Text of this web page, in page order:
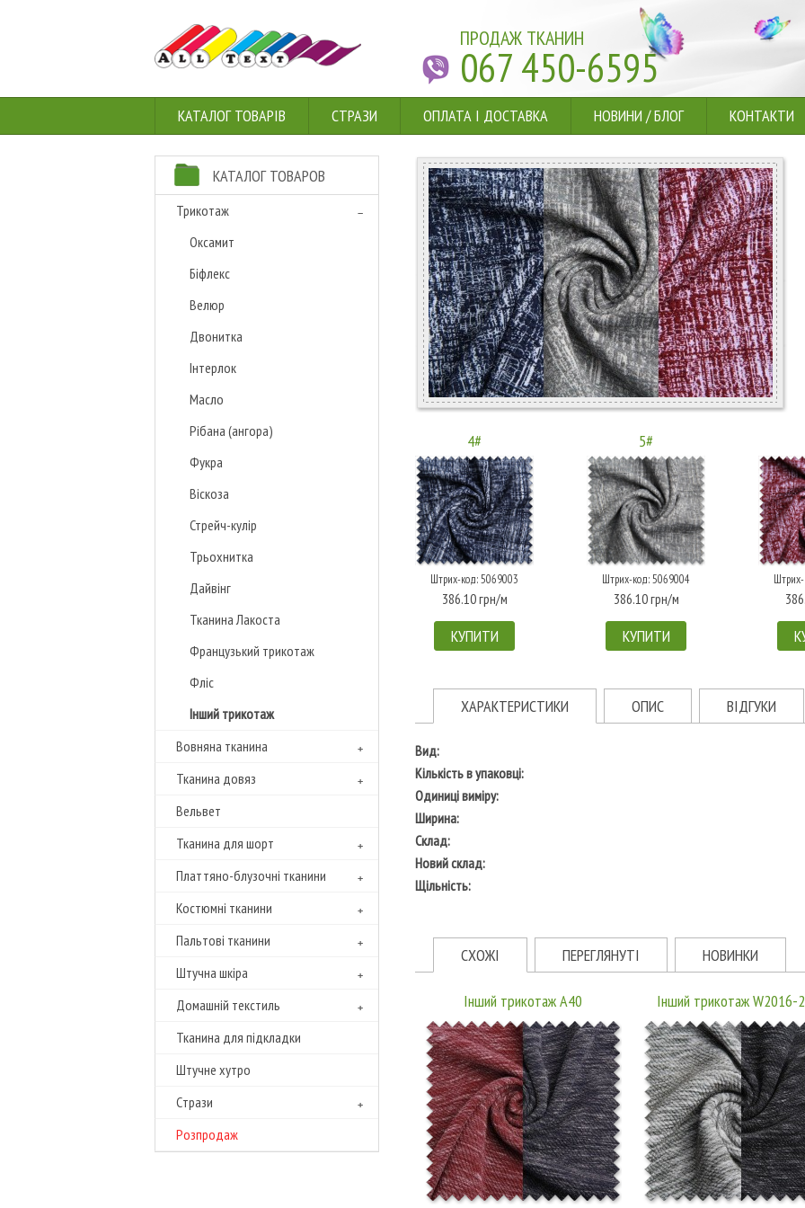
ПРОДАЖ ТКАНИН
067 450-6595
КАТАЛОГ ТОВАРІВ СТРАЗИ ОПЛАТА І ДОСТАВКА НОВИНИ /БЛОГ КОНТАКТИ
КАТАЛОГ ТОВАРОВ
Трикотаж
Оксамит
Біфлекс
Велюр
Двонитка
Інтерлок
Масло
Рібана (ангора)
Фукра
Віскоза
Стрейч-кулір
Трьохнитка
Дайвінг
Тканина Лакоста
Французький трикотаж
Фліс
Інший трикотаж
Вовняна тканина
Тканина довяз
Вельвет
Тканина для шорт
Платтяно-блузочні тканини
Костюмні тканини
Пальтові тканини
Штучна шкіра
Домашній текстиль
Тканина для підкладки
Штучне хутро
Cтрази
Розпродаж
4#
Штрих-код: 5069003
386.10 грн/м
КУПИТИ
5#
Штрих-код: 5069004
386.10 грн/м
КУПИТИ
ХАРАКТЕРИСТИКИ ОПИС ВІДГУКИ
Вид:
Кількість в упаковці:
Одиниці виміру:
Ширина:
Склад:
Новий склад:
Щільність:
СХОЖІ ПЕРЕГЛЯНУТІ НОВИНКИ
Інший трикотаж A40 Інший трикотаж W2016-